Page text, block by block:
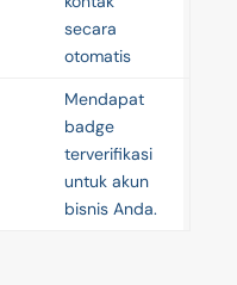
secara
otomatis
Mendapat
badge
terverifikasi
untuk akun
bisnis Anda.